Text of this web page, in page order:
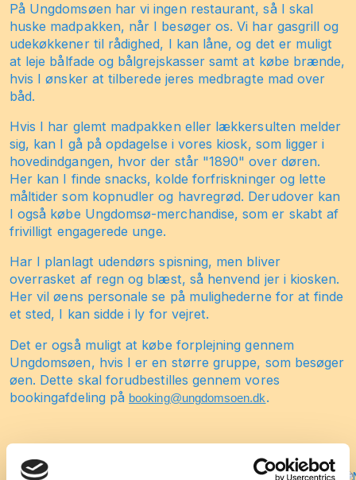
På Ungdomsøen har vi ingen restaurant, så I skal
huske madpakken, når I besøger os. Vi har gasgrill og
udekøkkener til rådighed, I kan låne, og det er muligt
at leje bålfade og bålgrejskasser samt at købe brænde,
hvis I ønsker at tilberede jeres medbragte mad over
båd.
Hvis I har glemt madpakken eller lækkersulten melder
sig, kan I gå på opdagelse i vores kiosk, som ligger i
hovedindgangen, hvor der står "1890" over døren.
Her kan I finde snacks, kolde forfriskninger og lette
måltider som kopnudler og havregrød. Derudover kan
I også købe Ungdomsø-merchandise, som er skabt af
frivilligt engagerede unge.
Har I planlagt udendørs spisning, men bliver
overrasket af regn og blæst, så henvend jer i kiosken.
Her vil øens personale se på mulighederne for at finde
et sted, I kan sidde i ly for vejret.
Det er også muligt at købe forplejning gennem
Ungdomsøen, hvis I er en større gruppe, som besøger
øen. Dette skal forudbestilles gennem vores
bookingafdeling på booking@ungdomsoen.dk.